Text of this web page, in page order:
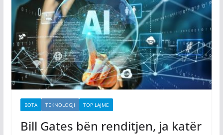
BOTA TEKNOLOGJI TOP LAJME
Bill Gates bën renditjen, ja katër